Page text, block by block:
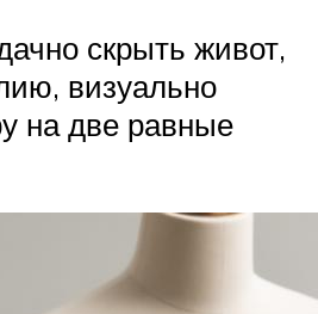
скрыть живот,
визуально
на две равные